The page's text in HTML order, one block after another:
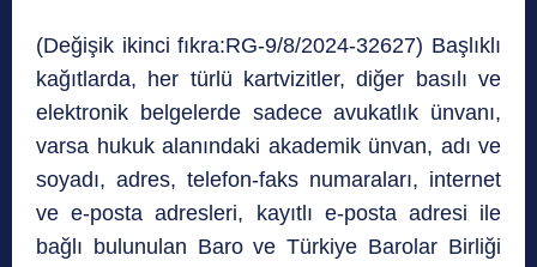
(Değişik ikinci fıkra:RG-9/8/2024-32627) Başlıklı
kağıtlarda, her türlü kartvizitler, diğer basılı ve
elektronik belgelerde sadece avukatlık ünvanı,
varsa hukuk alanındaki akademik ünvan, adı ve
soyadı, adres, telefon-faks numaraları, internet
ve e-posta adresleri, kayıtlı e-posta adresi ile
bağlı bulunulan Baro ve Türkiye Barolar Birliği